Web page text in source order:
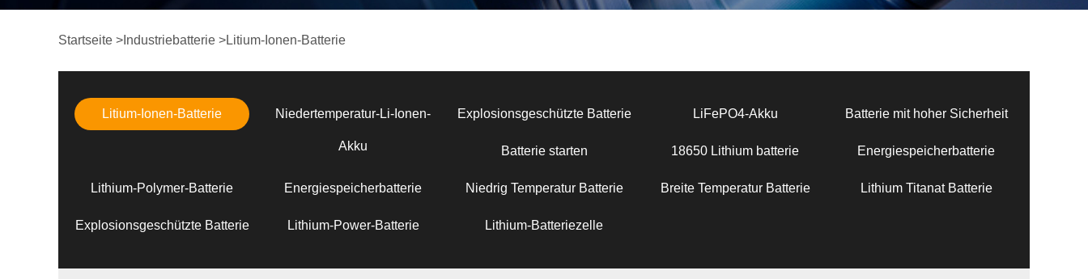
Startseite > Industriebatterie >Litium-Ionen-Batterie
Litium-Ionen-Batterie Niedertemperatur-Li-Ionen-
Akku
Explosionsgeschützte Batterie LiFePO4-Akku Batterie mit hoher Sicherheit
Batterie starten 18650 Lithium batterie Energiespeicherbatterie
Lithium-Polymer-Batterie Energiespeicherbatterie Niedrig Temperatur Batterie Breite Temperatur Batterie Lithium Titanat Batterie
Explosionsgeschützte Batterie Lithium-Power-Batterie Lithium-Batteriezelle